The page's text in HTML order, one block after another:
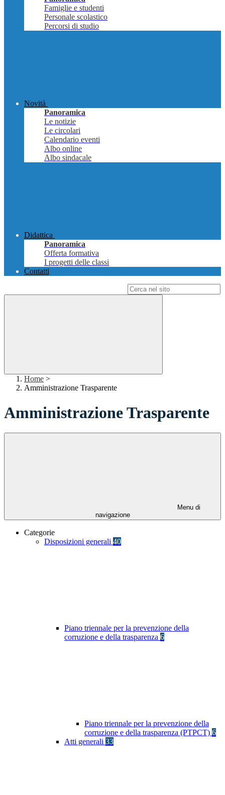
Famiglie e studenti
Personale scolastico
Percorsi di studio
Novità
Panoramica
Le notizie
Le circolari
Calendario eventi
Albo online
Albo sindacale
Didattica
Panoramica
Offerta formativa
I progetti delle classi
Contatti
Home >
Amministrazione Trasparente
Amministrazione Trasparente
Menu di
navigazione
Categorie
Disposizioni generali 40
Piano triennale per la prevenzione della
corruzione e della trasparenza 6
Piano triennale per la prevenzione della
corruzione e della trasparenza (PTPCT) 6
Atti generali 33